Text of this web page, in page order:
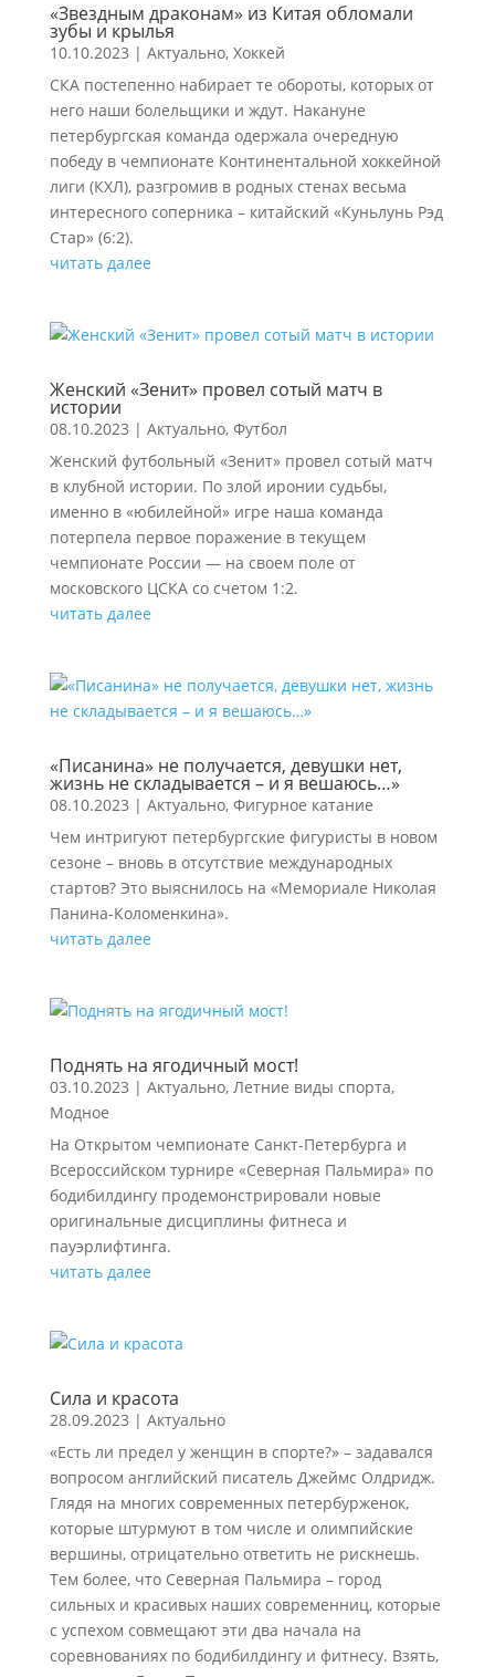
«Звездным драконам» из Китая обломали
зубы и крылья
10.10.2023 | Актуально, Хоккей
СКА постепенно набирает те обороты, которых от
него наши болельщики и ждут. Накануне
петербургская команда одержала очередную
победу в чемпионате Континентальной хоккейной
лиги (КХЛ), разгромив в родных стенах весьма
интересного соперника – китайский «Куньлунь Рэд
Стар» (6:2).
читать далее
Женский «Зенит» провел сотый матч в
истории
08.10.2023 | Актуально, Футбол
Женский футбольный «Зенит» провел сотый матч
в клубной истории. По злой иронии судьбы,
именно в «юбилейной» игре наша команда
потерпела первое поражение в текущем
чемпионате России — на своем поле от
московского ЦСКА со счетом 1:2.
читать далее
«Писанина» не получается, девушки нет,
жизнь не складывается – и я вешаюсь…»
08.10.2023 | Актуально, Фигурное катание
Чем интригуют петербургские фигуристы в новом
сезоне – вновь в отсутствие международных
стартов? Это выяснилось на «Мемориале Николая
Панина-Коломенкина».
читать далее
Поднять на ягодичный мост!
03.10.2023 | Актуально, Летние виды спорта,
Модное
На Открытом чемпионате Санкт-Петербурга и
Всероссийском турнире «Северная Пальмира» по
бодибилдингу продемонстрировали новые
оригинальные дисциплины фитнеса и
пауэрлифтинга.
читать далее
Сила и красота
28.09.2023 | Актуально
«Есть ли предел у женщин в спорте?» – задавался
вопросом английский писатель Джеймс Олдридж.
Глядя на многих современных петербурженок,
которые штурмуют в том числе и олимпийские
вершины, отрицательно ответить не рискнешь.
Тем более, что Северная Пальмира – город
сильных и красивых наших современниц, которые
с успехом совмещают эти два начала на
соревнованиях по бодибилдингу и фитнесу. Взять,